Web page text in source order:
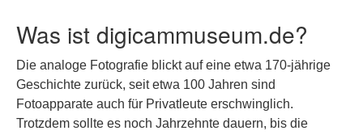
Was ist digicammuseum.de?
Die analoge Fotografie blickt auf eine etwa 170-jährige
Geschichte zurück, seit etwa 100 Jahren sind
Fotoapparate auch für Privatleute erschwinglich.
Trotzdem sollte es noch Jahrzehnte dauern, bis die